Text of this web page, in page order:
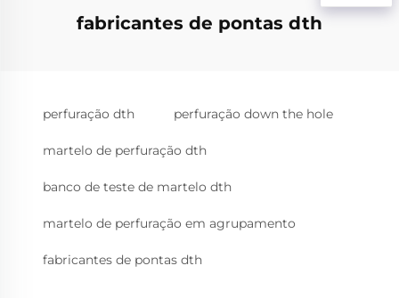
fabricantes de pontas dth
perfuração dth perfuração down the hole
martelo de perfuração dth
banco de teste de martelo dth
martelo de perfuração em agrupamento
fabricantes de pontas dth